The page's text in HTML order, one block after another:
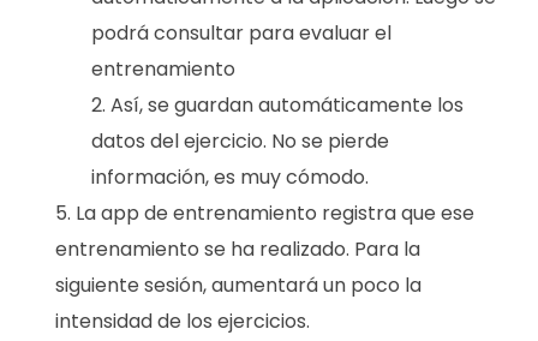
podrá consultar para evaluar el
entrenamiento
Así, se guardan automáticamente los
datos del ejercicio. No se pierde
información, es muy cómodo.
La app de entrenamiento registra que ese
entrenamiento se ha realizado. Para la
siguiente sesión, aumentará un poco la
intensidad de los ejercicios.